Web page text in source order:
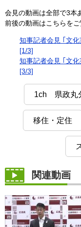
会見の動画は全部で3本
前後の動画はこちらをご
知事記者会見 ｢文
[1/3]
知事記者会見 ｢文
[3/3]
1ch 県政丸
移住・定住
関連動画